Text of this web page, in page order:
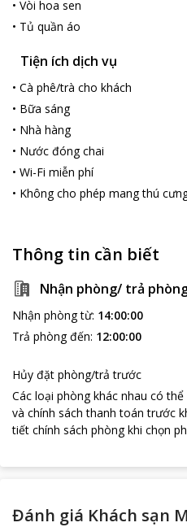
• Vòi hoa sen
• Tủ quần áo
Tiện ích dịch vụ
• Cà phê/trà cho khách
• Bữa sáng
• Nhà hàng
• Nước đóng chai
• Wi-Fi miễn phí
• Không cho phép mang thú
Thông tin cần biết
Nhận phòng/ trả
Nhận phòng từ: 14:00:00
Trả phòng đến: 12:00:00
Hủy đặt phòng/trả trước
Các loại phòng khác nhau có
và chính sách thanh toán trước
tiết chính sách phòng khi chọn
Đánh giá Khách sạn